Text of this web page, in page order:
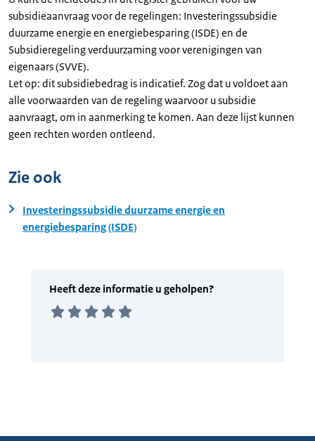
subsidieaanvraag voor de regelingen: Investeringssubsidie
duurzame energie en energiebesparing (ISDE) en de
Subsidieregeling verduurzaming voor verenigingen van
eigenaars (SVVE).
Let op: dit subsidiebedrag is indicatief. Zog dat u voldoet aan
alle voorwaarden van de regeling waarvoor u subsidie
aanvraagt, om in aanmerking te komen. Aan deze lijst kunnen
geen rechten worden ontleend.
Zie ook
Investeringssubsidie duurzame energie en
energiebesparing (ISDE)